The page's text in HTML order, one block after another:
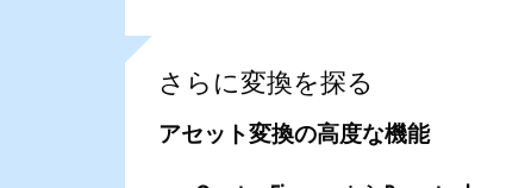
さらに変換を探る
アセット変換の高度な機能